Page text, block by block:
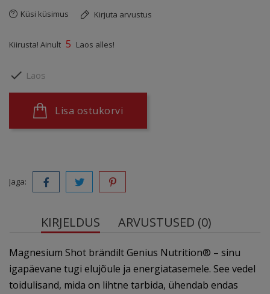
Küsi küsimus Kirjuta arvustus
Kiirusta! Ainult 5 Laos alles!
 Laos
Lisa ostukorvi
Jaga:
KIRJELDUS ARVUSTUSED (0)
Magnesium Shot brändilt Genius Nutrition® – sinu
igapäevane tugi elujõule ja energiatasemele. See vedel
toidulisand, mida on lihtne tarbida, ühendab endas